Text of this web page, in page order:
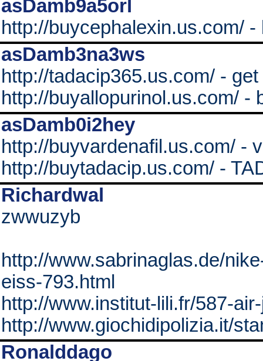
asDamb9a5orl
http://buycephalexin.us.com/
asDamb3na3ws
http://tadacip365.us.com/ -
http://buyallopurinol.us.com/ -
asDamb0i2hey
http://buyvardenafil.us.com/ -
http://buytadacip.us.com/ -
Richardwal
zwwuzyb
http://www.sabrinaglas.de/
eiss-793.html
http://www.institut-lili.fr/587-
http://www.giochidipolizia.it/
Ronalddago